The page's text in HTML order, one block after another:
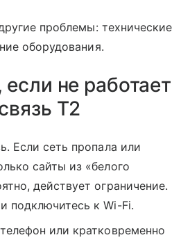
проблемы: технические
оборудования.
не работает
T2
Если сеть пропала или
сайты из «белого
действует ограничение.
подключитесь к Wi-Fi.
или кратковременно